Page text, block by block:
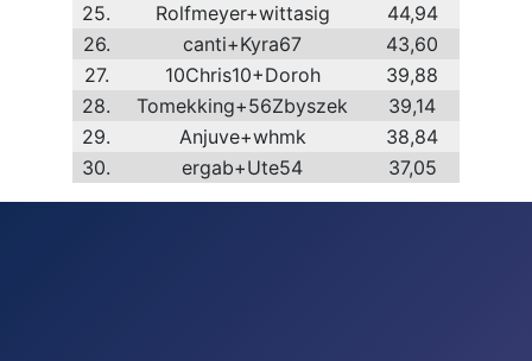
25.
Rolfmeyer+wittasig
44,94
26.
canti+Kyra67
43,60
27.
10Chris10+Doroh
39,88
28.
Tomekking+56Zbyszek
39,14
29.
Anjuve+whmk
38,84
30.
ergab+Ute54 37,05